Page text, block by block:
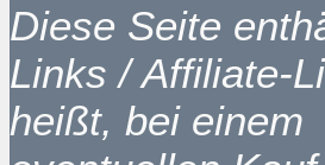
Diese Seite
Links / Affiliate-
heißt, bei einem